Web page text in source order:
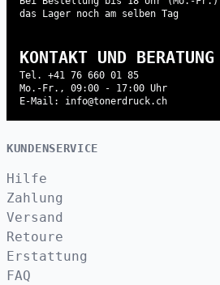
das Lager noch am selben Tag
KONTAKT UND BERATUNG
Tel. +41 76 660 01 85
Mo.-Fr., 09:00 - 17:00 Uhr
E-Mail: info@tonerdruck.ch
KUNDENSERVICE
Hilfe
Zahlung
Versand
Retoure
Erstattung
FAQ